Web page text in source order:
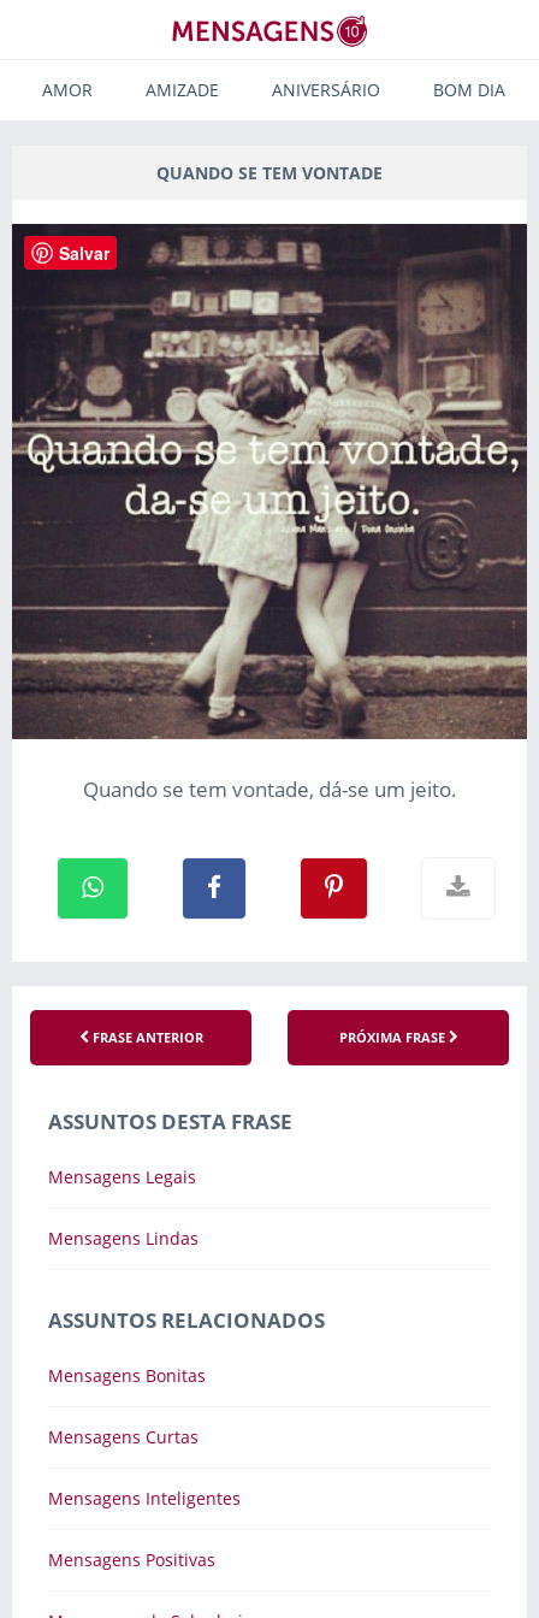
AMOR AMIZADE ANIVERSÁRIO BOM DIA
QUANDO SE TEM VONTADE
Quando se tem vontade, dá-se um jeito.
FRASE ANTERIOR PRÓXIMA FRASE
ASSUNTOS DESTA FRASE
Mensagens Legais
Mensagens Lindas
ASSUNTOS RELACIONADOS
Mensagens Bonitas
Mensagens Curtas
Mensagens Inteligentes
Mensagens Positivas
Salvar